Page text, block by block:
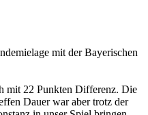
mit der Bayerischen
mit 22 Punkten Differenz. Die
Dauer war aber trotz der